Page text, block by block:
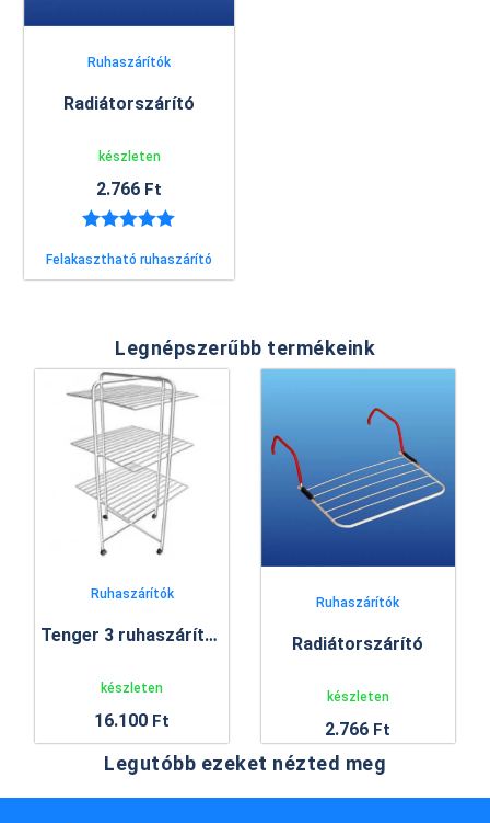
Ruhaszárítók
Radiátorszárító
készleten
2.766 Ft
5.00/ 5
Felakasztható ruhaszárító
Legnépszerűbb termékeink
Ruhaszárítók
Tenger 3 ruhaszárító állvány
készleten
16.100 Ft
Ruhaszárítók
Radiátorszárító
készleten
2.766 Ft
Legutóbb ezeket nézted meg